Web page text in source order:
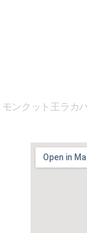
モンクット王ラカ